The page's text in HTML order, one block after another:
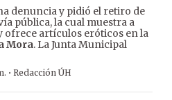
denuncia y pidió el retiro de
pública, la cual muestra a
ofrece artículos eróticos en la
Mora. La Junta Municipal
· Redacción ÚH